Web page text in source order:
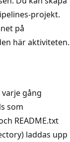
projekt.
på
här aktiviteten.
varje gång
som
README.txt
laddas upp